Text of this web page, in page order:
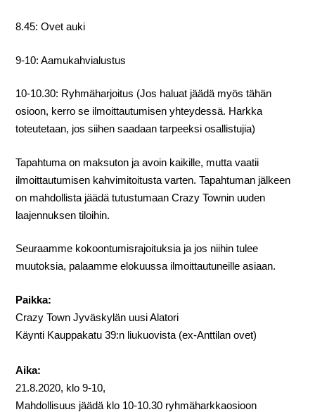
8.45: Ovet auki
9-10: Aamukahvialustus
10-10.30: Ryhmäharjoitus (Jos haluat jäädä myös tähän
osioon, kerro se ilmoittautumisen yhteydessä. Harkka
toteutetaan, jos siihen saadaan tarpeeksi osallistujia)
Tapahtuma on maksuton ja avoin kaikille, mutta vaatii
ilmoittautumisen kahvimitoitusta varten. Tapahtuman jälkeen
on mahdollista jäädä tutustumaan Crazy Townin uuden
laajennuksen tiloihin.
Seuraamme kokoontumisrajoituksia ja jos niihin tulee
muutoksia, palaamme elokuussa ilmoittautuneille asiaan.
Paikka:
Crazy Town Jyväskylän uusi Alatori
Käynti Kauppakatu 39:n liukuovista (ex-Anttilan ovet)
Aika:
21.8.2020, klo 9-10,
Mahdollisuus jäädä klo 10-10.30 ryhmäharkkaosioon